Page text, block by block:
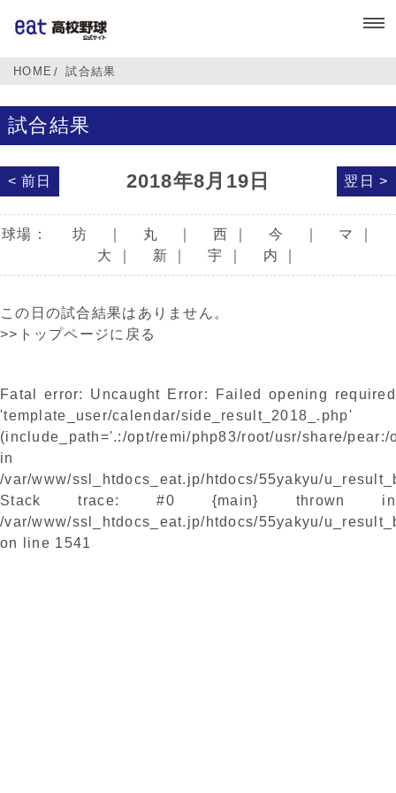
HOME 試合結果
試合結果
< 前日 2018年8月19日 翌日 >
球場： 坊 丸 西 今 マ
大
新 宇 内
この日の試合結果はありません。
>>トップページに戻る
Fatal error: Uncaught Error: Failed opening required
'template_user/calendar/side_result_2018_.php'
(include_path='.:/opt/remi/php83/root/usr/share/
in
/var/www/ssl_htdocs_eat.jp/htdocs/55yakyu/
Stack trace: #0 {main} thrown in
/var/www/ssl_htdocs_eat.jp/htdocs/55yakyu/
on line 1541